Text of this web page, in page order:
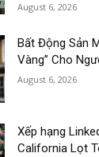
August 6, 2026
Bất Động Sản
Vàng” Cho
August 6, 2026
Xếp hạng
California Lọt